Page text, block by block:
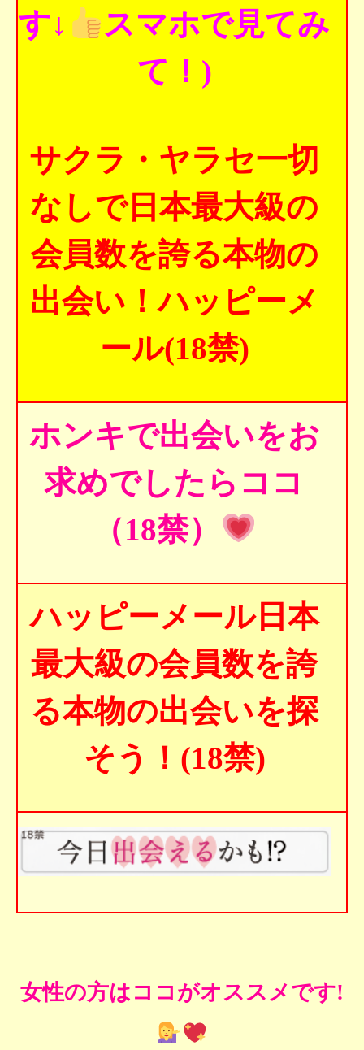
す↓
スマホで見てみ
て！)
サクラ・ヤラセ一切
なしで日本最大級の
会員数を誇る本物の
出会い！ハッピーメ
ール(18禁)
ホンキで出会いをお
求めでしたらココ
（18禁）
ハッピーメール日本
最大級の会員数を誇
る本物の出会いを探
そう！(18禁)
女性の方はココがオススメです!